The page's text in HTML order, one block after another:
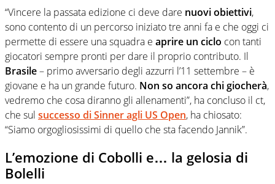
“Vincere la passata edizione ci deve dare nuovi obiettivi,
sono contento di un percorso iniziato tre anni fa e che oggi ci
permette di essere una squadra e aprire un ciclo con tanti
giocatori sempre pronti per dare il proprio contributo. Il
Brasile– primo avversario degli azzurri l’11 settembre – è
giovane e ha un grande futuro. Non so ancora chi giocherà,
vedremo che cosa diranno gli allenamenti”, ha concluso il ct,
che sul successo di Sinner agli US Open, ha chiosato:
“Siamo orgogliosissimi di quello che sta facendo Jannik”.
L’emozione di Cobolli e… la gelosia di
Bolelli